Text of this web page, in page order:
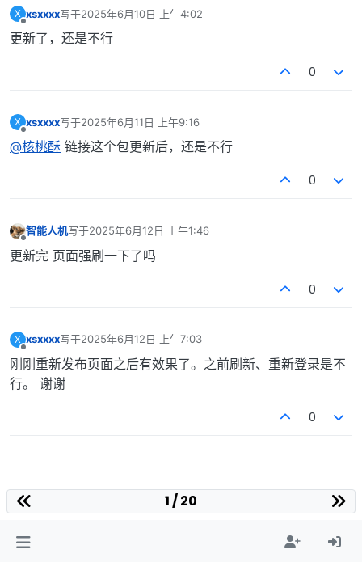
X
离线
xsxxxx写于2025年6月10日 上午4:02
最后由 编辑
更新了，还是不行
0
X
离线
xsxxxx写于2025年6月11日 上午9:16
最后由 编辑
@核桃酥 链接这个包更新后，还是不行
0
智能人机写于2025年6月12日 上午1:46
最后由 编辑
更新完 页面强刷一下了吗
0
X xsxxxx写于2025年6月12日 上午7:03
最后由 编辑
刚刚重新发布页面之后有效果了。之前刷新、重新登录是不
行。 谢谢
0
1 / 20